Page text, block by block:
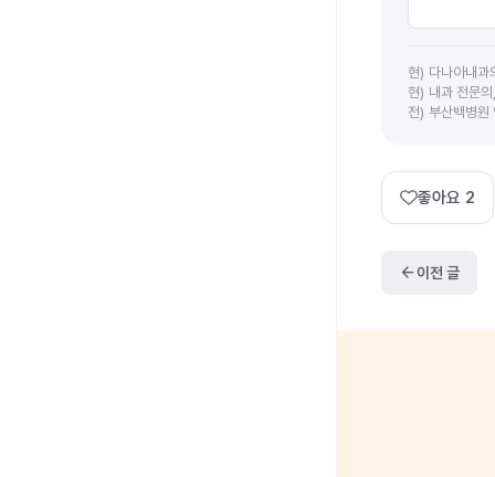
현) 다나아내과
현) 내과 전문
전) 부산백병원
좋아요 2
arrow_back이전 글